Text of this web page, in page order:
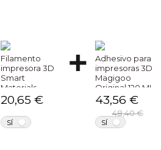
Filamento
impresora 3D
Smart
Materials
Smartfil PVA
20,65 €
SÍ
Adhesivo para
impresoras 3D
Magigoo
Original 120 ML
43,56 €
48,40 €
SÍ